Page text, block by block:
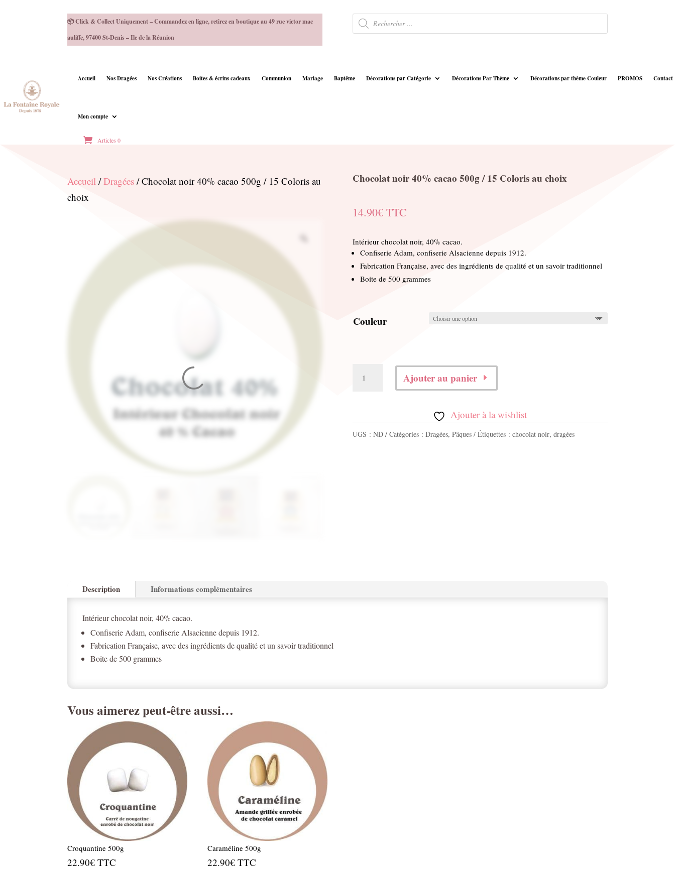
📦 Click & Collect Uniquement – Commandez en ligne, retirez en boutique au 49 rue victor mac
auliffe, 97400 St-Denis – Ile de la Réunion
Recherche
de
produits
Accueil Nos Dragées Nos Créations Boites & écrins cadeaux Communion Mariage Baptême Décorations par Catégorie Décorations Par Thème Décorations par thème Couleur PROMOS Contact
Mon compte
Articles 0
Accueil /Dragées / Chocolat noir 40% cacao 500g / 15 Coloris au
choix
Chocolat noir 40% cacao 500g / 15 Coloris au choix
14.90€ TTC
Intérieur chocolat noir, 40% cacao.
Confiserie Adam, confiserie Alsacienne depuis 1912.
Fabrication Française, avec des ingrédients de qualité et un savoir traditionnel
Boite de 500 grammes
Couleur
noir
40%
Ajouter au panier
Ajouter à la wishlist
UGS : ND Catégories : Dragées, Pâques Étiquettes : chocolat noir, dragées
Description Informations complémentaires
Intérieur chocolat noir, 40% cacao.
Confiserie Adam, confiserie Alsacienne depuis 1912.
Fabrication Française, avec des ingrédients de qualité et un savoir traditionnel
Boite de 500 grammes
Vous aimerez peut-être aussi…
Croquantine 500g
22.90€ TTC
Caraméline 500g
22.90€ TTC